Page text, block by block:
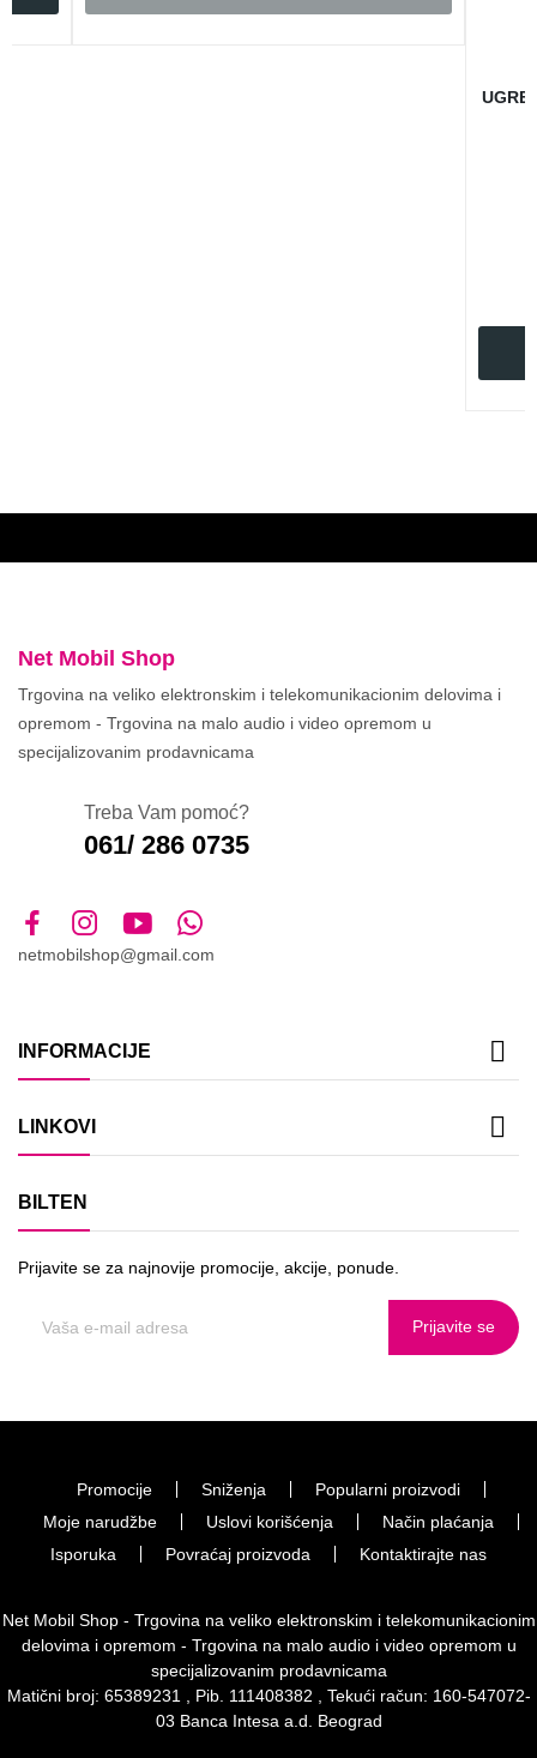
Net Mobil Shop
Trgovina na veliko elektronskim i telekomunikacionim delovima i
opremom - Trgovina na malo audio i video opremom u
specijalizovanim prodavnicama
Treba Vam pomoć?
061/ 286 0735
netmobilshop@gmail.com
INFORMACIJE 
LINKOVI 
BILTEN
Prijavite se za najnovije promocije, akcije, ponude.
Prijavite se
Promocije Sniženja
Popularni proizvodi
Moje narudžbe
Uslovi korišćenja
Način plaćanja
Isporuka
Povraćaj proizvoda Kontaktirajte nas
Net Mobil Shop - Trgovina na veliko elektronskim i telekomunikacionim
delovima i opremom - Trgovina na malo audio i video opremom u
specijalizovanim prodavnicama
Matični broj: 65389231 , Pib. 111408382 , Tekući račun: 160-547072-
03 Banca Intesa a.d. Beograd